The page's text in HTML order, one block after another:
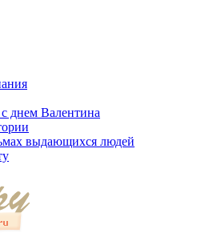
днем Валентина
выдающихся людей